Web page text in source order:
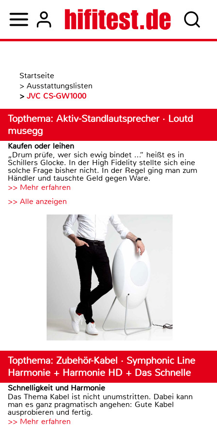
Startseite
> Ausstattungslisten
> JVC CS-GW1000
Topthema: Aktiv-Standlautsprecher · Loutd
musegg
Kaufen oder leihen
„Drum prüfe, wer sich ewig bindet ...“ heißt es in
Schillers Glocke. In der High Fidelity stellte sich eine
solche Frage bisher nicht. In der Regel ging man zum
Händler und tauschte Geld gegen Ware.
>> Mehr erfahren
>> Alle anzeigen
Topthema: Zubehör-Kabel · Symphonic Line
Harmonie + Harmonie HD + Das Schnelle
Schnelligkeit und Harmonie
Das Thema Kabel ist nicht unumstritten. Dabei kann
man es ganz pragmatisch angehen: Gute Kabel
ausprobieren und fertig.
>> Mehr erfahren